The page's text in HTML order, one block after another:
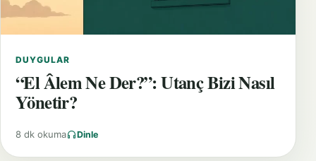
DUYGULAR
“El Âlem Ne Der?”: Utanç Bizi Nasıl
Yönetir?
8 dk okuma Dinle